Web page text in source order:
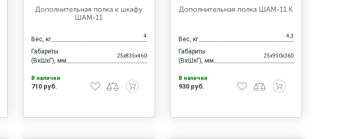
Дополнительная полка к шкафу
ШАМ-11
Вес, кг 4
Габариты
(ВхШхГ), мм
25x835x460
В наличии
710 руб.
Дополнительная полка ШАМ-11.К
Вес, кг 4,3
Габариты
(ВхШхГ), мм
25x950x360
В наличии
930 руб.